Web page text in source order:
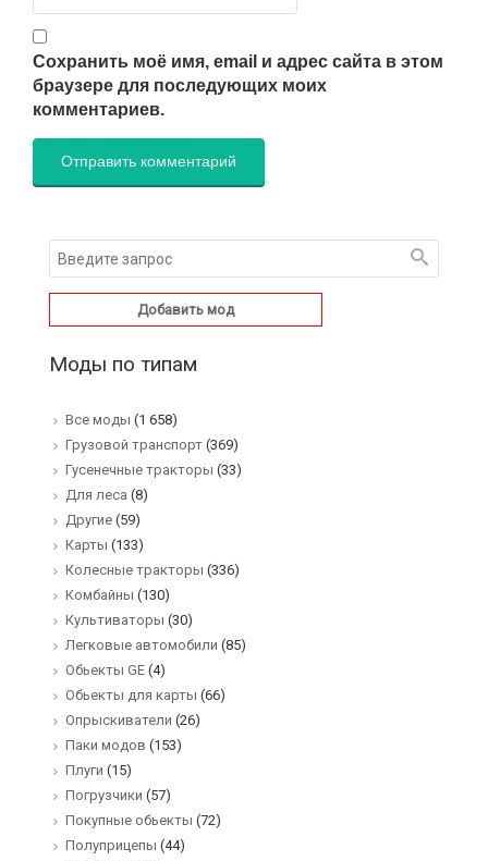
Сохранить моё имя, email и адрес сайта в этом
браузере для последующих моих
комментариев.
Добавить мод
Моды по типам
Все моды (1 658)
Грузовой транспорт (369)
Гусенечные тракторы (33)
Для леса (8)
Другие (59)
Карты (133)
Колесные тракторы (336)
Комбайны (130)
Культиваторы (30)
Легковые автомобили (85)
Обьекты GE (4)
Обьекты для карты (66)
Опрыскиватели (26)
Паки модов (153)
Плуги (15)
Погрузчики (57)
Покупные обьекты (72)
Полуприцепы (44)